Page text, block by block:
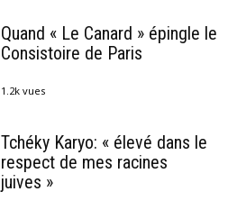
Quand « Le Canard » épingle le
Consistoire de Paris
1.2k vues
Tchéky Karyo: « élevé dans le
respect de mes racines
juives »